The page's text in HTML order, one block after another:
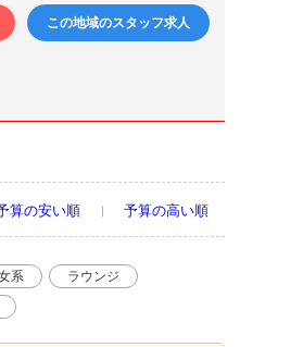
この地域のスタッフ求人
算の安い順 予算の高い順
系
ラウンジ